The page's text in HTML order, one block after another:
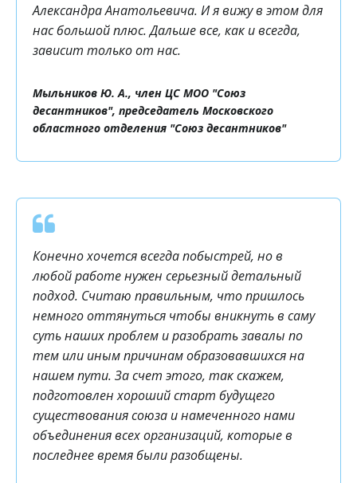
Александра Анатольевича. И я вижу в этом для
нас большой плюс. Дальше все, как и всегда,
зависит только от нас.
Мыльников Ю. А., член ЦС МОО "Союз
десантников", председатель Московского
областного отделения "Союз десантников"
Конечно хочется всегда побыстрей, но в
любой работе нужен серьезный детальный
подход. Считаю правильным, что пришлось
немного оттянуться чтобы вникнуть в саму
суть наших проблем и разобрать завалы по
тем или иным причинам образовавшихся на
нашем пути. За счет этого, так скажем,
подготовлен хороший старт будущего
существования союза и намеченного нами
объединения всех организаций, которые в
последнее время были разобщены.